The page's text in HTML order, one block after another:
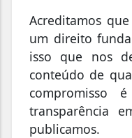
Acreditamos
um direito
isso que nos
conteúdo de
transparência
publicamos.